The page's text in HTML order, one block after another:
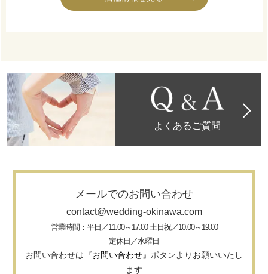
よくあるご質問
メールでのお問い合わせ
contact@wedding-okinawa.com
営業時間：平日／11:00～17:00 土日祝／10:00～19:00
定休日／水曜日
お問い合わせは 『お問い合わせ』 ボタンよりお願いいたし
ます